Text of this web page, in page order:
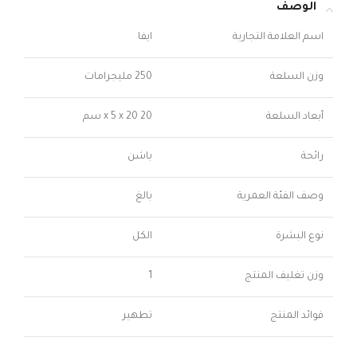
الوصف
اسم العلامة التجارية ايفا
وزن السلعة 250 مليجرامات
أبعاد السلعة 20 x 5 x 20 سم
رائحة باشن
وصف الفئة العمرية بالغ
نوع البشرة الكل
وزن تغليف المنتج 1
فوائد المنتج تطهير